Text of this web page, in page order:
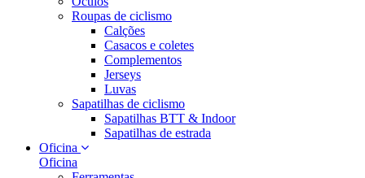
Roupas de ciclismo
Calções
Casacos e coletes
Complementos
Jerseys
Luvas
Sapatilhas de ciclismo
Sapatilhas BTT & Indoor
Sapatilhas de estrada
Oficina
Oficina